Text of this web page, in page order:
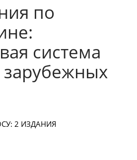
по
система
зарубежных
2 ИЗДАНИЯ